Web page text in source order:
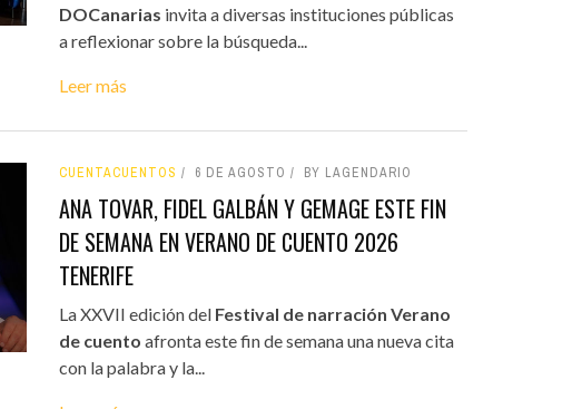
DOCanarias invita a diversas instituciones públicas
a reflexionar sobre la búsqueda...
Leer más
CUENTACUENTOS 6 DE AGOSTO BY LAGENDARIO
ANA TOVAR, FIDEL GALBÁN Y GEMAGE ESTE FIN
DE SEMANA EN VERANO DE CUENTO 2026
TENERIFE
La XXVII edición del Festival de narración Verano
de cuento afronta este fin de semana una nueva cita
con la palabra y la...